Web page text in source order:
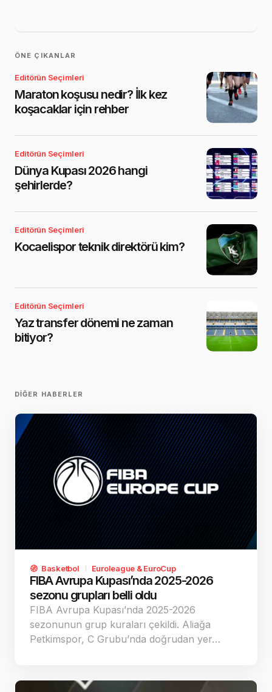
ÖNE ÇIKANLAR
Editörün Seçimleri
Maraton koşusu nedir? İlk kez
koşacaklar için rehber
Editörün Seçimleri
Dünya Kupası 2026 hangi
şehirlerde?
Editörün Seçimleri
Kocaelispor teknik direktörü kim?
Editörün Seçimleri
Yaz transfer dönemi ne zaman
bitiyor?
DIĞER HABERLER
Basketbol Euroleague & EuroCup
FIBA Avrupa Kupası’nda 2025-2026
sezonu grupları belli oldu
FIBA Avrupa Kupası’nda 2025-2026
sezonunun grup kuraları çekildi. Aliağa
Petkimspor, C Grubu’nda doğrudan yer…